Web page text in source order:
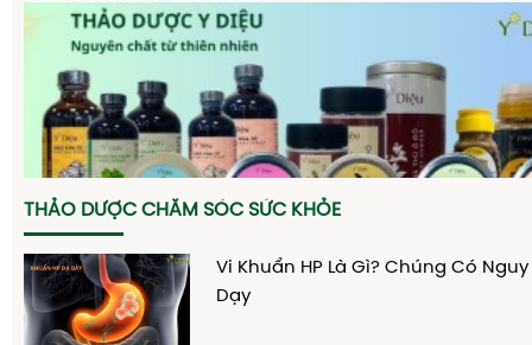
THẢO DƯỢC CHĂM SÓC SỨC KHỎE
Vi Khuẩn HP Là Gì? Chúng Có
Dạy